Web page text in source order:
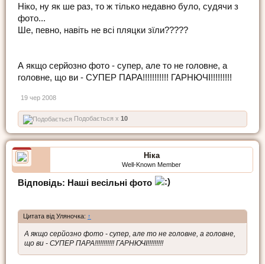
Ніко, ну як ше раз, то ж тілько недавно було, судячи з
фото...
Ше, певно, навіть не всі пляцки зїли?????
А якщо серйозно фото - супер, але то не головне, а
головне, що ви - СУПЕР ПАРА!!!!!!!!!!! ГАРНЮЧІ!!!!!!!!!
19 чер 2008
Подобається x 10
Ніка
Well-Known Member
Відповідь: Наші весільні фото
Цитата від Уляночка: ↑
А якщо серйозно фото - супер, але то не головне, а головне,
що ви - СУПЕР ПАРА!!!!!!!!!!! ГАРНЮЧІ!!!!!!!!!